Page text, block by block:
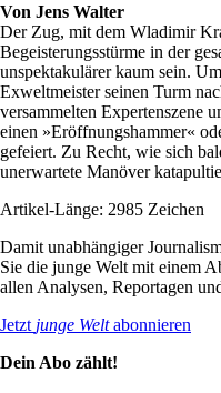
Von Jens Walter
Der Zug, mit dem Wladimir
Begeisterungsstürme in der
unspektakulärer kaum sein.
Exweltmeister seinen Turm
versammelten Expertenszene
einen »Eröffnungshammer«
gefeiert. Zu Recht, wie sich
unerwartete Manöver
Artikel-Länge: 2985 Zeichen
Damit unabhängiger
Sie die junge Welt mit einem
allen Analysen, Reportagen
Jetzt junge Weltabonnieren
Dein Abo zählt!